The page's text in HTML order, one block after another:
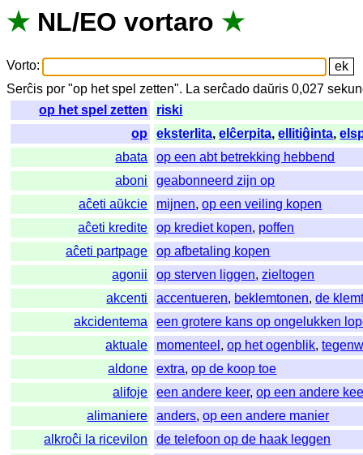
★ NL/EO vortaro ★
Vorto:
Serĉis por "op het spel zetten". La serĉado daŭris 0,027
op het spel zetten
riski
op
eksterlita,elĉerpita,ellitiĝinta,
abata
op een abt betrekking hebbend
aboni
geabonneerd zijn op
aĉeti aŭkcie
mijnen,op een veiling kopen
aĉeti kredite
op krediet kopen, poffen
aĉeti partpage
op afbetaling kopen
agonii
op sterven liggen,zieltogen
akcenti
accentueren, beklemtonen,de
akcidentema
een grotere kans op ongelukken
aktuale
momenteel ,op het ogenblik,
aldone
extra,op de koop toe
alifoje
een andere keer,op een andere
alimaniere
anders,op een andere manier
alkroĉi la ricevilon
de telefoon op de haak leggen